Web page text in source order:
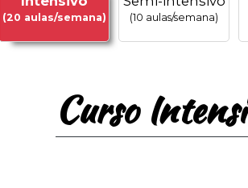
(20 aulas/semana) (10 aulas/semana)
Curso